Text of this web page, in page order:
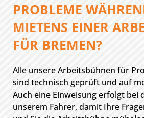
PROBLEME
MIETENS EINER
FÜR BREMEN?
Alle unsere Arbeitsbühnen für
sind technisch geprüft und auf
Auch eine Einweisung erfolgt bei
unserem Fahrer, damit Ihre